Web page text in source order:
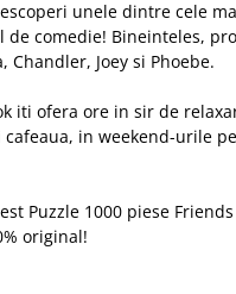
unele dintre cele
comedie! Bineinteles,
Chandler, Joey si Phoebe.
iti ofera ore in sir de
in weekend-urile
Puzzle 1000 piese Friends
original!